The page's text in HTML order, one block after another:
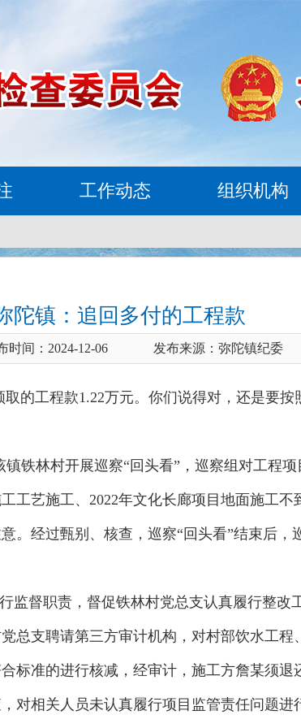
工作动态 组织机构
陀镇：追回多付的工程款
时间：2024-12-06 发布来源：弥陀镇纪委
的工程款1.22万元。你们说得对，还是要
铁林村开展巡察“回头看”，巡察组对工程
工艺施工、2022年文化长廊项目地面施工不
。经过甄别、核查，巡察“回头看”结束后，
监督职责，督促铁林村党总支认真履行整改
总支聘请第三方审计机构，对村部饮水工
标准的进行核减，经审计，施工方詹某须退
对相关人员未认真履行项目监管责任问题进